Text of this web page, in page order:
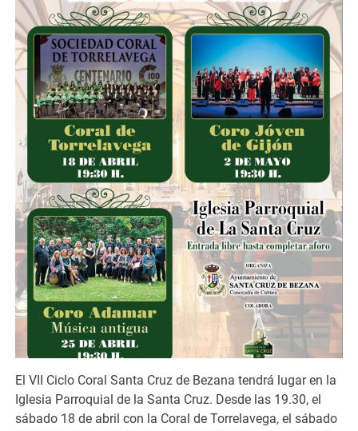
El VII Ciclo Coral Santa Cruz de Bezana tendrá lugar en la
Iglesia Parroquial de la Santa Cruz. Desde las 19.30, el
sábado 18 de abril con la Coral de Torrelavega, el sábado